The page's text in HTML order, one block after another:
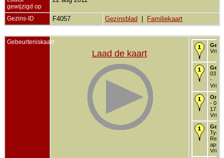
gewijzigd op
Gezins-ID F4057 Gezinsblad Familiekaart
Gebeurteniskaart
Laad de kaart
03
-
- 01
1792
apr